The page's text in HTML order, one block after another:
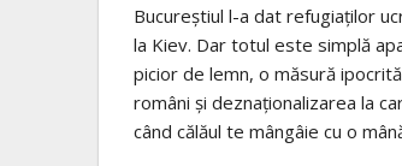
Bucureștiul l-a dat refugiaților
la Kiev. Dar totul este simplă
picior de lemn, o măsură
români și deznaționalizarea la
când călăul te mângâie cu o